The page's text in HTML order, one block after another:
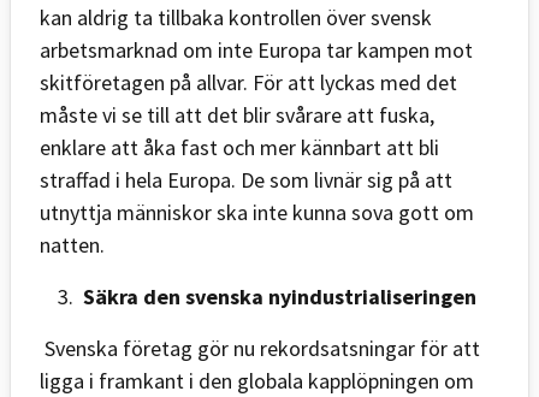
kan aldrig ta tillbaka kontrollen över svensk
arbetsmarknad om inte Europa tar kampen mot
skitföretagen på allvar. För att lyckas med det
måste vi se till att det blir svårare att fuska,
enklare att åka fast och mer kännbart att bli
straffad i hela Europa. De som livnär sig på att
utnyttja människor ska inte kunna sova gott om
natten.
Säkra den svenska nyindustrialiseringen
Svenska företag gör nu rekordsatsningar för att
ligga i framkant i den globala kapplöpningen om